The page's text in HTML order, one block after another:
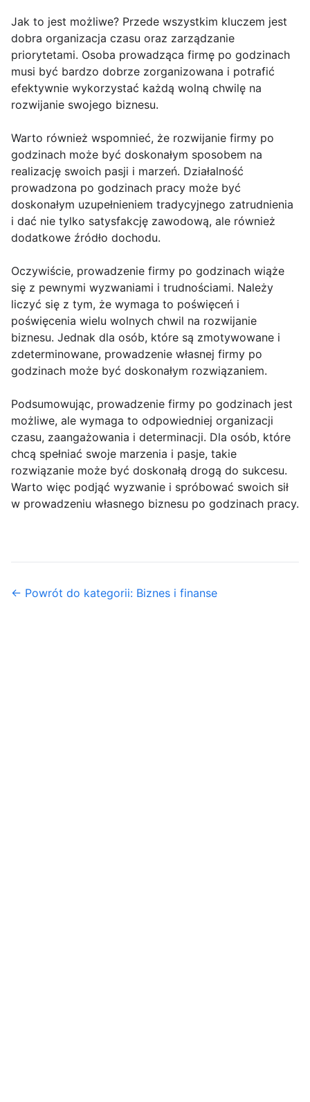
Jak to jest możliwe? Przede wszystkim kluczem jest
dobra organizacja czasu oraz zarządzanie
priorytetami. Osoba prowadząca firmę po godzinach
musi być bardzo dobrze zorganizowana i potrafić
efektywnie wykorzystać każdą wolną chwilę na
rozwijanie swojego biznesu.
Warto również wspomnieć, że rozwijanie firmy po
godzinach może być doskonałym sposobem na
realizację swoich pasji i marzeń. Działalność
prowadzona po godzinach pracy może być
doskonałym uzupełnieniem tradycyjnego zatrudnienia
i dać nie tylko satysfakcję zawodową, ale również
dodatkowe źródło dochodu.
Oczywiście, prowadzenie firmy po godzinach wiąże
się z pewnymi wyzwaniami i trudnościami. Należy
liczyć się z tym, że wymaga to poświęceń i
poświęcenia wielu wolnych chwil na rozwijanie
biznesu. Jednak dla osób, które są zmotywowane i
zdeterminowane, prowadzenie własnej firmy po
godzinach może być doskonałym rozwiązaniem.
Podsumowując, prowadzenie firmy po godzinach jest
możliwe, ale wymaga to odpowiedniej organizacji
czasu, zaangażowania i determinacji. Dla osób, które
chcą spełniać swoje marzenia i pasje, takie
rozwiązanie może być doskonałą drogą do sukcesu.
Warto więc podjąć wyzwanie i spróbować swoich sił
w prowadzeniu własnego biznesu po godzinach pracy.
← Powrót do kategorii: Biznes i finanse